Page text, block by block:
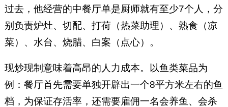
过去，他经营的中餐厅单是厨师就有至少7个人，分
别负责炉灶、切配、打荷（热菜助理）、熟食（凉
菜）、水台、烧腊、白案（点心）。
现炒现制意味着高昂的人力成本。以鱼类菜品为
例：餐厅首先需要单独开辟出一个8平方米左右的鱼
档，为保证存活率，还需要雇佣一名会养鱼、会杀